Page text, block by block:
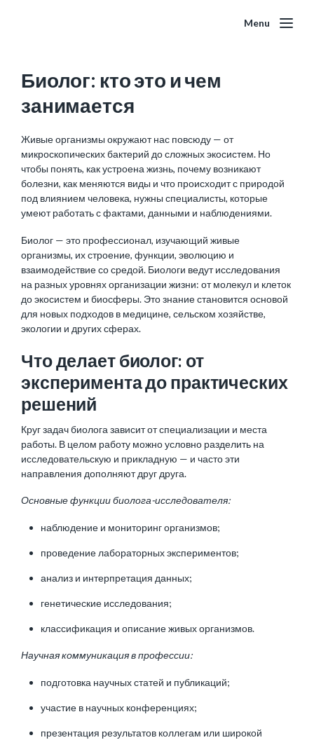
Menu
Биолог: кто это и чем
занимается
Живые организмы окружают нас повсюду — от
микроскопических бактерий до сложных экосистем. Но
чтобы понять, как устроена жизнь, почему возникают
болезни, как меняются виды и что происходит с природой
под влиянием человека, нужны специалисты, которые
умеют работать с фактами, данными и наблюдениями.
Биолог — это профессионал, изучающий живые
организмы, их строение, функции, эволюцию и
взаимодействие со средой. Биологи ведут исследования
на разных уровнях организации жизни: от молекул и клеток
до экосистем и биосферы. Это знание становится основой
для новых подходов в медицине, сельском хозяйстве,
экологии и других сферах.
Что делает биолог: от
эксперимента до практических
решений
Круг задач биолога зависит от специализации и места
работы. В целом работу можно условно разделить на
исследовательскую и прикладную — и часто эти
направления дополняют друг друга.
Основные функции биолога-исследователя:
наблюдение и мониторинг организмов;
проведение лабораторных экспериментов;
анализ и интерпретация данных;
генетические исследования;
классификация и описание живых организмов.
Научная коммуникация в профессии:
подготовка научных статей и публикаций;
участие в научных конференциях;
презентация результатов коллегам или широкой